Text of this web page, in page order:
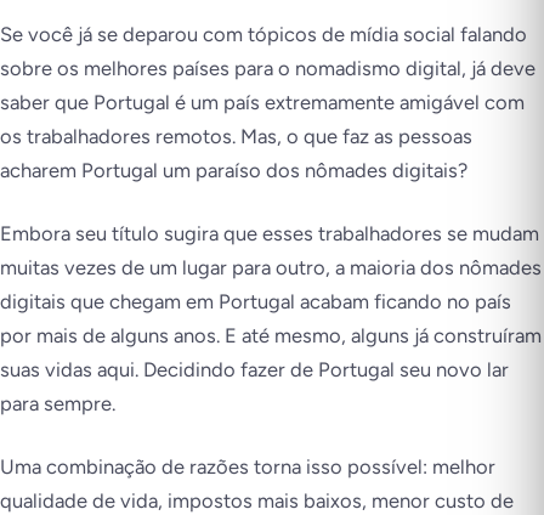
Se você já se deparou com tópicos de mídia social falando
sobre os melhores países para o nomadismo digital, já deve
saber que Portugal é um país extremamente amigável com
os trabalhadores remotos. Mas, o que faz as pessoas
acharem Portugal um paraíso dos nômades digitais?
Embora seu título sugira que esses trabalhadores se mudam
muitas vezes de um lugar para outro, a maioria dos nômades
digitais que chegam em Portugal acabam ficando no país
por mais de alguns anos. E até mesmo, alguns já construíram
suas vidas aqui. Decidindo fazer de Portugal seu novo lar
para sempre.
Uma combinação de razões torna isso possível: melhor
qualidade de vida, impostos mais baixos, menor custo de